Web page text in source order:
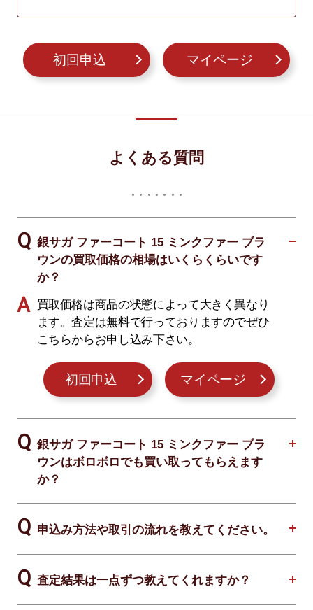
初回申込 マイページ
よくある質問
銀サガ ファーコート 15 ミンクファー ブラ
ウンの買取価格の相場はいくらくらいです
か？
買取価格は商品の状態によって大きく異なり
ます。査定は無料で行っておりますのでぜひ
こちらからお申し込み下さい。
初回申込 マイページ
銀サガ ファーコート 15 ミンクファー ブラ
ウンはボロボロでも買い取ってもらえます
か？
申込み方法や取引の流れを教えてください。
査定結果は一点ずつ教えてくれますか？